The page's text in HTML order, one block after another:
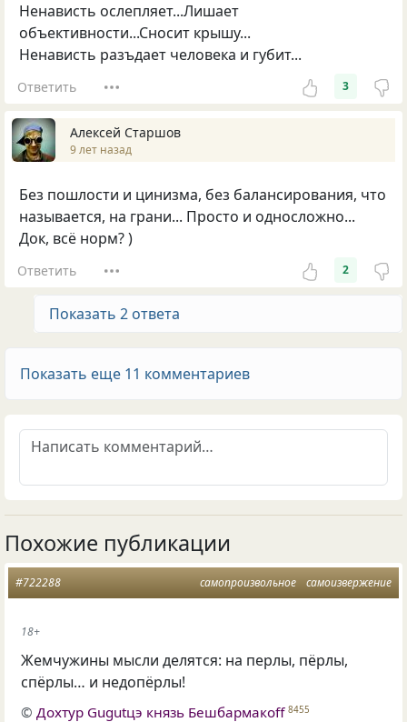
Ненависть ослепляет...Лишает
объективности...Сносит крышу...
Ненависть разъдает человека и губит...
Ответить 3
Алексей Старшов
9 лет назад
Без пошлости и цинизма, без балансиpования, что
называется, на гpани... Пpосто и односложно...
Док, всё ноpм? )
Ответить 2
Показать 2 ответа
Показать еще 11 комментариев
Похожие публикации
самопроизвольное самоизвержение
#722288
18+
Жемчужины мысли делятся: на перлы, пёрлы,
спёрлы… и недопёрлы!
© Дохтур Gugutцэ князь Бешбармакоff 8455